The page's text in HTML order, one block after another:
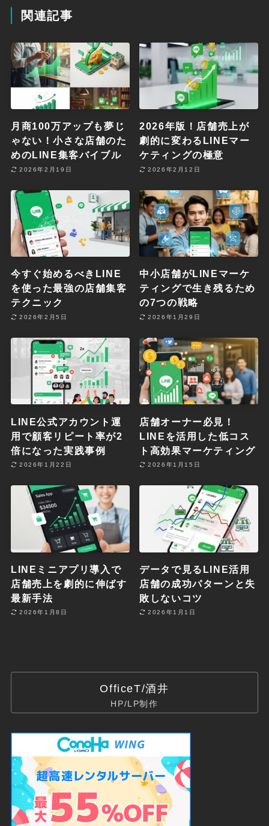
関連記事
月商100万アップも夢じ
ゃない！小さな店舗のた
めのLINE集客バイブル
2026年2月19日
2026年版！店舗売上が
劇的に変わるLINEマー
ケティングの極意
2026年2月12日
今すぐ始めるべきLINE
を使った最強の店舗集客
テクニック
2026年2月5日
中小店舗がLINEマーケ
ティングで生き残るため
の7つの戦略
2026年1月29日
LINE公式アカウント運
用で顧客リピート率が2
倍になった実践事例
2026年1月22日
店舗オーナー必見！
LINEを活用した低コス
ト高効果マーケティング
2026年1月15日
LINEミニアプリ導入で
店舗売上を劇的に伸ばす
最新手法
2026年1月8日
データで見るLINE活用
店舗の成功パターンと失
敗しないコツ
2026年1月1日
OfficeT/酒井
HP/LP制作